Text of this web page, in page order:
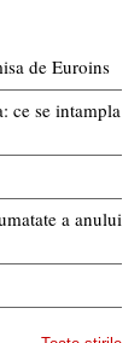
de Euroins
ce se intampla
a anului